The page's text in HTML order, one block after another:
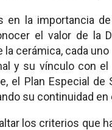
en la importancia
el valor de la
cerámica, cada
y su vínculo con
el Plan Especial
su continuidad en
los criterios que